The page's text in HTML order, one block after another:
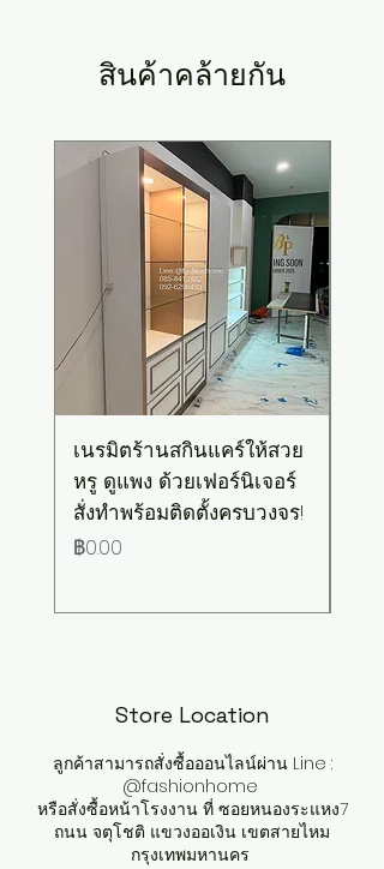
สินค้าคล้ายกัน
เนรมิตร้านสกินแคร์ให้สวย
หรู ดูแพง ด้วยเฟอร์นิเจอร์
สั่งทำพร้อมติดตั้งครบวงจร!
ราคา
฿0.00
Store Location
ลูกค้าสามารถสั่งซื้อออนไลน์ผ่าน Line :
@fashionhome
หรือสั่งซื้อหน้าโรงงาน ที่ ซอยหนองระแหง7
ถนน จตุโชติ แขวงออเงิน เขตสายไหม
กรุงเทพมหานคร